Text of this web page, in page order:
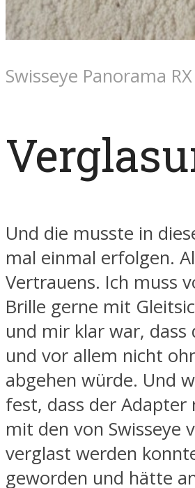
Swisseye Panorama
Und die musste in
mal einmal erfolgen.
Vertrauens. Ich muss
Brille gerne mit
und mir klar war,
und vor allem nicht
abgehen würde. Und
fest, dass der
mit den von Swisseye
verglast werden
geworden und hätte